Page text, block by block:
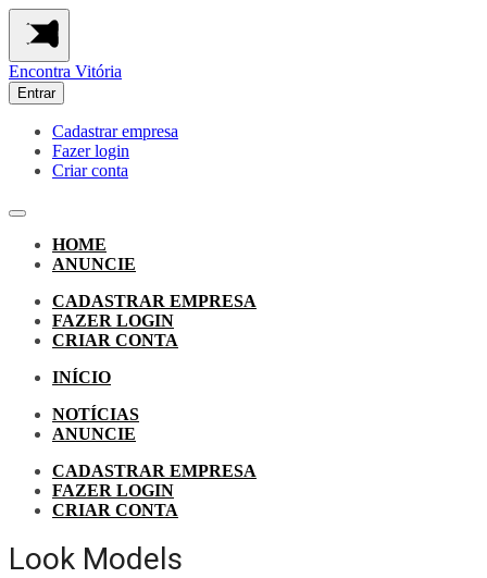
Encontra Vitória
Entrar
Cadastrar empresa
Fazer login
Criar conta
HOME
ANUNCIE
CADASTRAR EMPRESA
FAZER LOGIN
CRIAR CONTA
INÍCIO
NOTÍCIAS
ANUNCIE
CADASTRAR EMPRESA
FAZER LOGIN
CRIAR CONTA
Look Models